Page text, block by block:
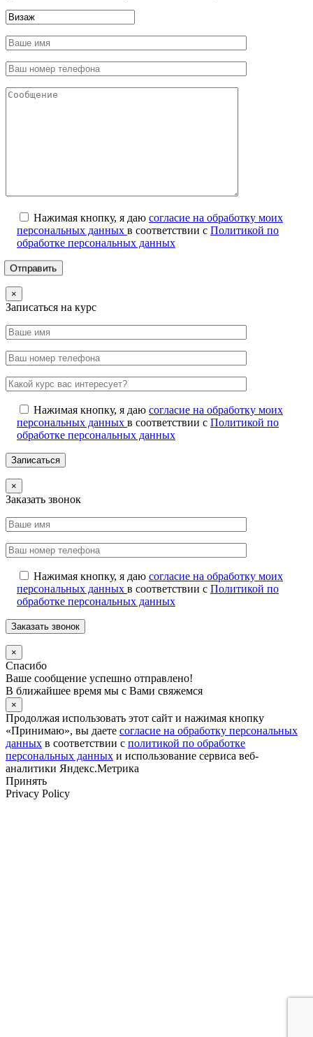
Нажимая кнопку, я даю согласие на обработку моих
персональных данных в соответствии с Политикой по
обработке персональных данных
×
Записаться на курс
Нажимая кнопку, я даю согласие на обработку моих
персональных данных в соответствии с Политикой по
обработке персональных данных
×
Заказать звонок
Нажимая кнопку, я даю согласие на обработку моих
персональных данных в соответствии с Политикой по
обработке персональных данных
×
Спасибо
Ваше сообщение успешно отправлено!
В ближайшее время мы с Вами свяжемся
×
Продолжая использовать этот сайт и нажимая кнопку
«Принимаю», вы даете согласие на обработку персональных
данных в соответствии с политикой по обработке
персональных данных и использование сервиса веб-
аналитики Яндекс.Метрика
Принять
Privacy Policy